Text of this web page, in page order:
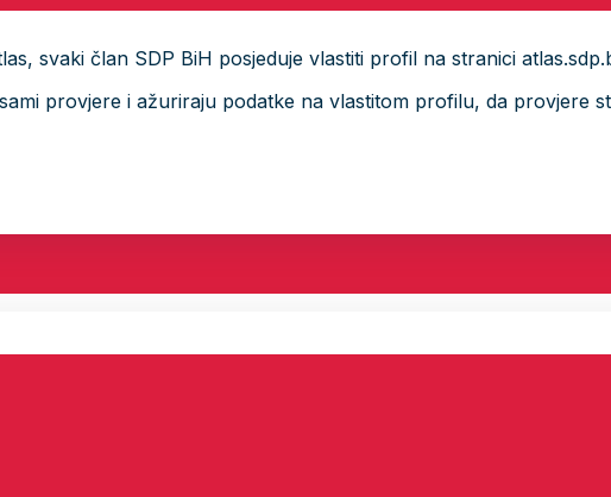
svaki član SDP BiH posjeduje vlastiti profil na stranici
provjere i ažuriraju podatke na vlastitom profilu, da provjere